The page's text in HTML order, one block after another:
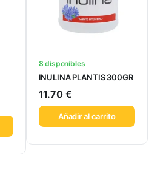
8 disponibles
INULINA PLANTIS 300GR
11.70 €
Añadir al carrito